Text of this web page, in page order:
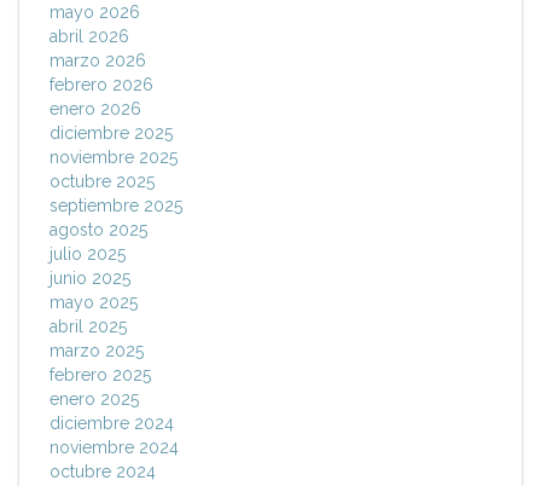
mayo 2026
abril 2026
marzo 2026
febrero 2026
enero 2026
diciembre 2025
noviembre 2025
octubre 2025
septiembre 2025
agosto 2025
julio 2025
junio 2025
mayo 2025
abril 2025
marzo 2025
febrero 2025
enero 2025
diciembre 2024
noviembre 2024
octubre 2024